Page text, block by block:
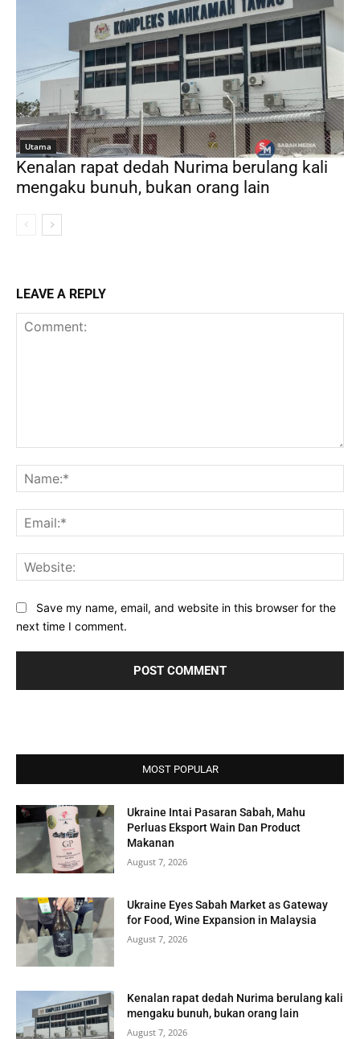
Utama
Kenalan rapat dedah Nurima berulang kali
mengaku bunuh, bukan orang lain
LEAVE A REPLY
Save my name, email, and website in this browser for the
next time I comment.
MOST POPULAR
Ukraine Intai Pasaran Sabah, Mahu
Perluas Eksport Wain Dan Product
Makanan
August 7, 2026
Ukraine Eyes Sabah Market as Gateway
for Food, Wine Expansion in Malaysia
August 7, 2026
Kenalan rapat dedah Nurima berulang kali
mengaku bunuh, bukan orang lain
August 7, 2026